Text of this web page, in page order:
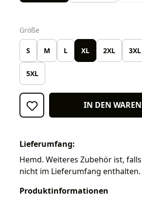
Größe
S M L XL 2XL 3XL
5XL
IN DEN
Lieferumfang:
Hemd. Weiteres Zubehör ist,
nicht im Lieferumfang enthalten.
Produktinformationen